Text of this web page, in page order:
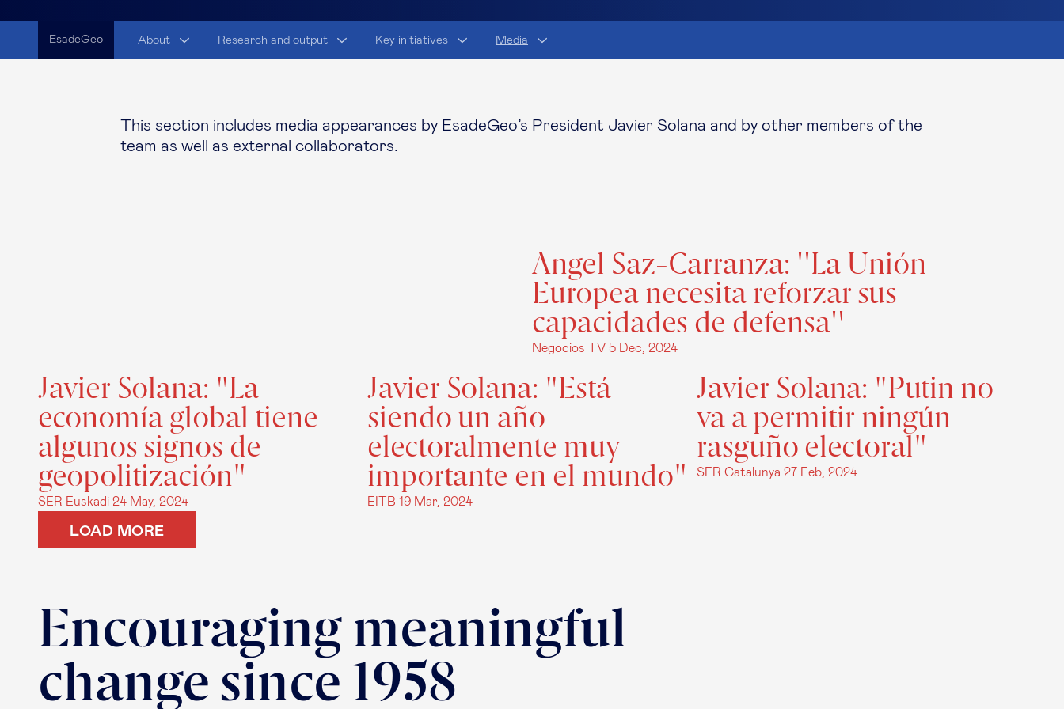
EsadeGeo About Research and output Key initiatives Media
This section includes media appearances by EsadeGeo’s President Javier Solana and by other members of the
team as well as external collaborators.
Angel Saz-Carranza: ''La Unión
Europea necesita reforzar sus
capacidades de defensa''
Negocios TV 5 Dec, 2024
Javier Solana: "La
economía global tiene
algunos signos de
geopolitización"
SER Euskadi 24 May, 2024
Javier Solana: "Está
siendo un año
electoralmente muy
importante en el mundo"
EITB 19 Mar, 2024
Javier Solana: "Putin no
va a permitir ningún
rasguño electoral"
SER Catalunya 27 Feb, 2024
LOAD MORE
Encouraging meaningful
change since 1958